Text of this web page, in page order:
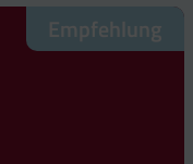
Empfehlung
Empfehlung
Empfehlung
Empfehlung